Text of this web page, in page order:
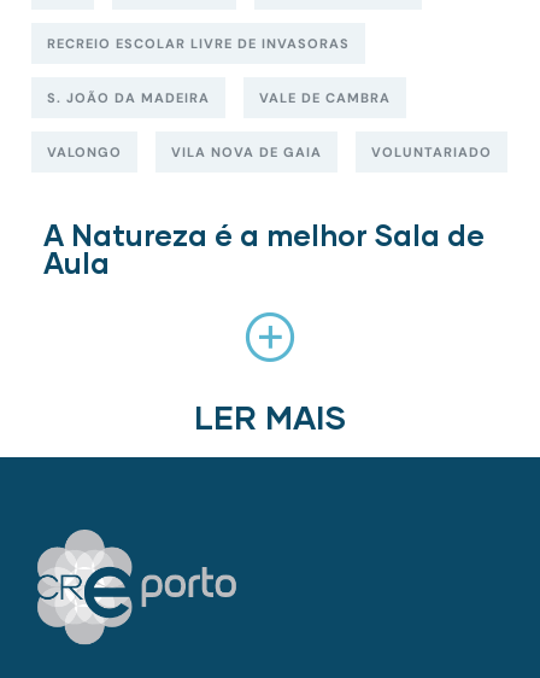
RECREIO ESCOLAR LIVRE DE INVASORAS
S. JOÃO DA MADEIRA VALE DE CAMBRA
VALONGO VILA NOVA DE GAIA VOLUNTARIADO
A Natureza é a melhor Sala de
Aula
LER MAIS